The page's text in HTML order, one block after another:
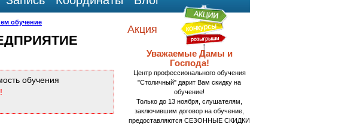
обучение
обучения
Акция
Уважаемые Дамы и
Господа!
Центр профессионального обучения
"Столичный" дарит Вам скидку на
обучение!
Только до 13 ноября, слушателям,
заключившим договор на обучение,
предоставляются СЕЗОННЫЕ СКИДКИ